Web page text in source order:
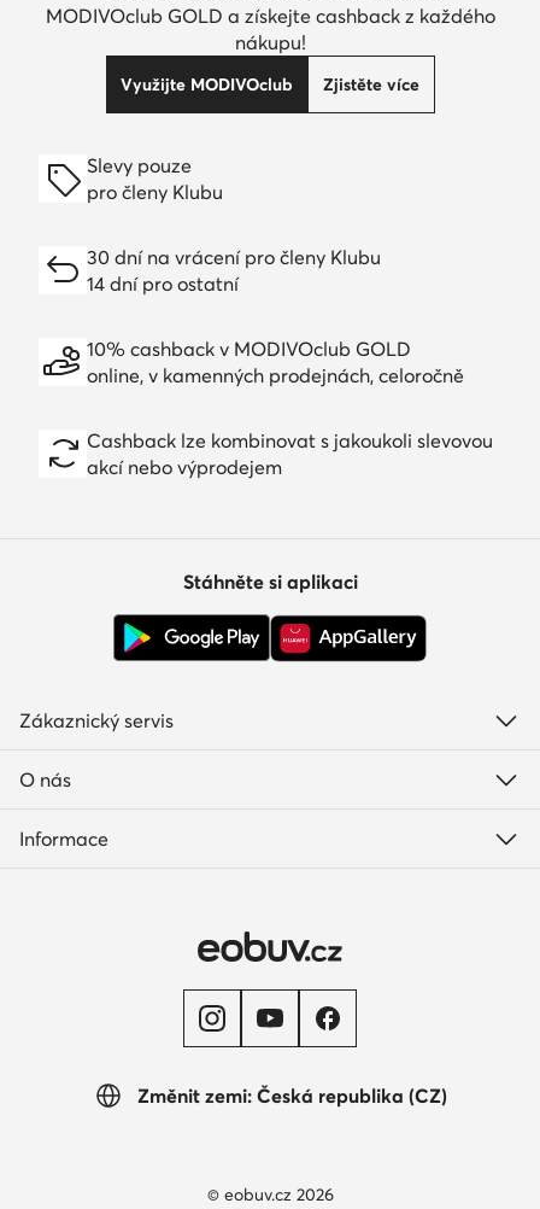
MODIVOclub GOLD a získejte cashback z každého
nákupu!
Využijte MODIVOclub Zjistěte více
Slevy pouze
pro členy Klubu
30 dní na vrácení pro členy Klubu
14 dní pro ostatní
10% cashback v MODIVOclub GOLD
online, v kamenných prodejnách, celoročně
Cashback lze kombinovat s jakoukoli slevovou
akcí nebo výprodejem
Změnit zemi: Česká republika (CZ)
Stáhněte si aplikaci
Zákaznický servis
O nás
Informace
© eobuv.cz 2026